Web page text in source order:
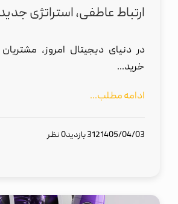
ارتباط عاطفی، استراتژی
در دنیای دیجیتال امروز،
خرید...
ادامه مطلب...
1405/04/03312 بازدید 0 نظر